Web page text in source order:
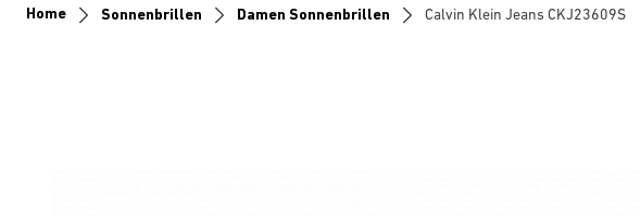
Home Sonnenbrillen Damen Sonnenbrillen Calvin Klein Jeans CKJ23609S